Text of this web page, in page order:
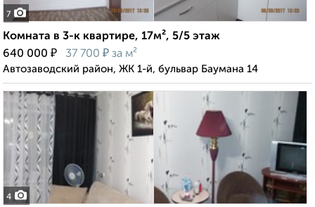
7
Комната в 3-к квартире, 17м², 5/5 этаж
640 000 ₽ 37 700 ₽ за м²
Автозаводский район, ЖК 1-й, бульвар Баумана 14
4